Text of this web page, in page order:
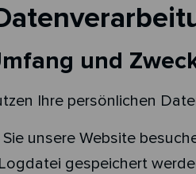
und
Ihre persönlichen
Sie unsere Website
gespeichert